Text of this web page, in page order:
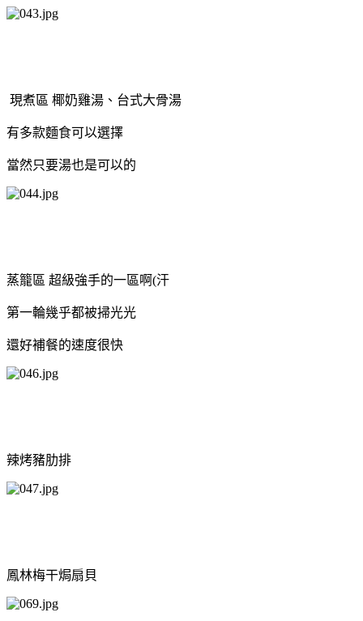
現煮區 椰奶雞湯、台式大骨湯
有多款麵食可以選擇
當然只要湯也是可以的
蒸籠區 超級強手的一區啊(汗
第一輪幾乎都被掃光光
還好補餐的速度很快
辣烤豬肋排
鳳林梅干焗扇貝